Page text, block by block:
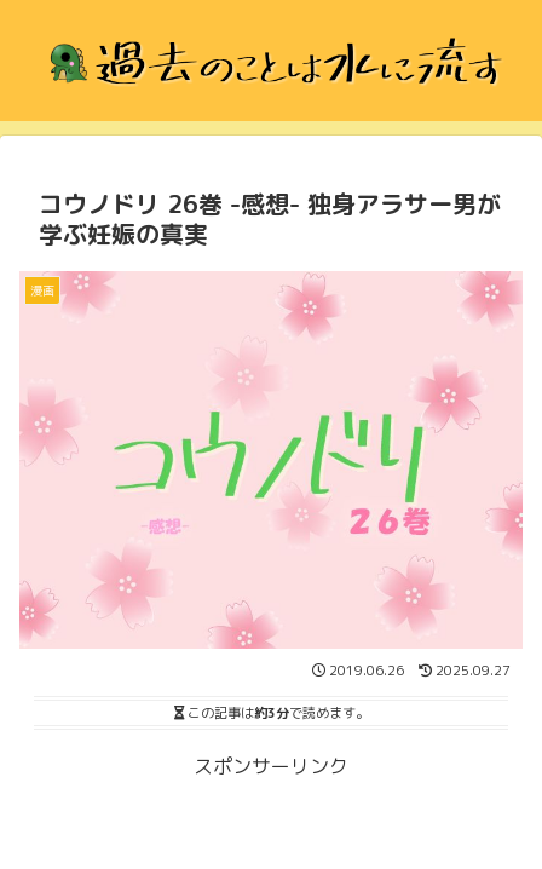
コウノドリ 26巻 -感想- 独身アラサー男が
学ぶ妊娠の真実
漫画
2019.06.26 2025.09.27
この記事は約3分で読めます。
スポンサーリンク